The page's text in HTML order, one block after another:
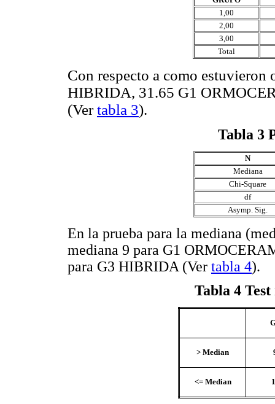
1,00
2,00
3,00
Total
Con respecto a como
HIBRIDA, 31.65 G1
(Vertabla 3).
Tabla 3
N
Mediana
Chi-Square
df
Asymp. Sig.
En la prueba para la mediana
mediana 9 para G1
para G3 HIBRIDA (Ver tabla 4).
Tabla 4Test
> Median
<= Median